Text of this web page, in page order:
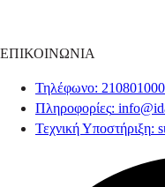
ΕΠΙΚΟΙΝΩΝΙΑ
Τηλέφωνο:
Πληροφορίες:
Τεχνική Υποστήριξη: